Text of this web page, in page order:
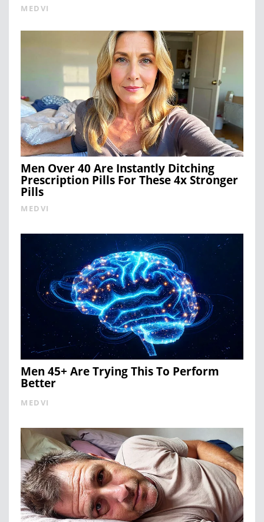
MEDVI
Men Over 40 Are Instantly Ditching
Prescription Pills For These 4x Stronger
Pills
MEDVI
Men 45+ Are Trying This To Perform
Better
MEDVI